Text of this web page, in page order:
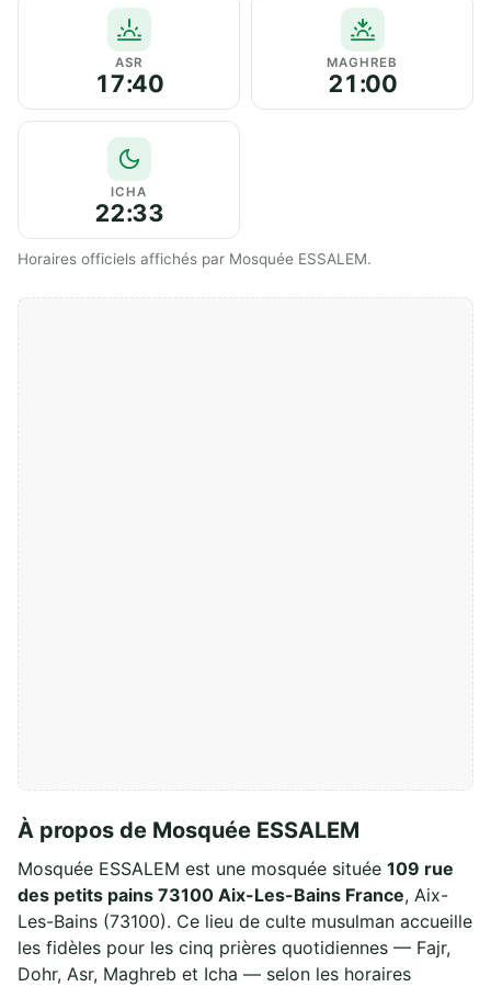
ASR
17:40
MAGHREB
21:00
ICHA
22:33
Horaires officiels affichés par Mosquée ESSALEM.
À propos de Mosquée ESSALEM
Mosquée ESSALEM est une mosquée située 109 rue
des petits pains 73100 Aix-Les-Bains France, Aix-
Les-Bains (73100). Ce lieu de culte musulman accueille
les fidèles pour les cinq prières quotidiennes — Fajr,
Dohr, Asr, Maghreb et Icha — selon les horaires